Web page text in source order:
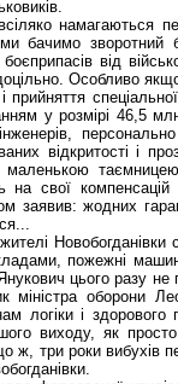
намагаються
бачимо зворотний
від
Особливо
спеціальної
у розмірі 46,5
відкритості і
на свої
заявив: жодних
пожежні
Янукович цього разу
міністра оборони
логіки і
виходу, як
ж, три роки вибухів